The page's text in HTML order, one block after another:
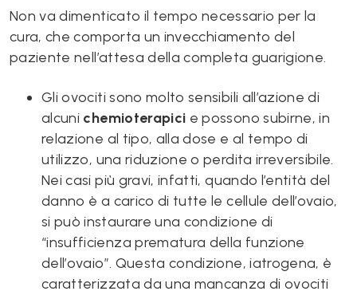
Non va dimenticato il tempo necessario per la
cura, che comporta un invecchiamento del
paziente nell’attesa della completa guarigione.
Gli ovociti sono molto sensibili all’azione di
alcuni chemioterapici e possono subirne, in
relazione al tipo, alla dose e al tempo di
utilizzo, una riduzione o perdita irreversibile.
Nei casi più gravi, infatti, quando l’entità del
danno è a carico di tutte le cellule dell’ovaio,
si può instaurare una condizione di
“insufficienza prematura della funzione
dell’ovaio”. Questa condizione, iatrogena, è
caratterizzata da una mancanza di ovociti